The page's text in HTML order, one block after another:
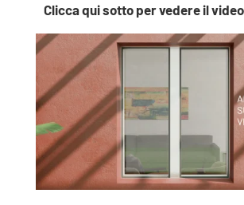
Clicca qui sotto per vedere il